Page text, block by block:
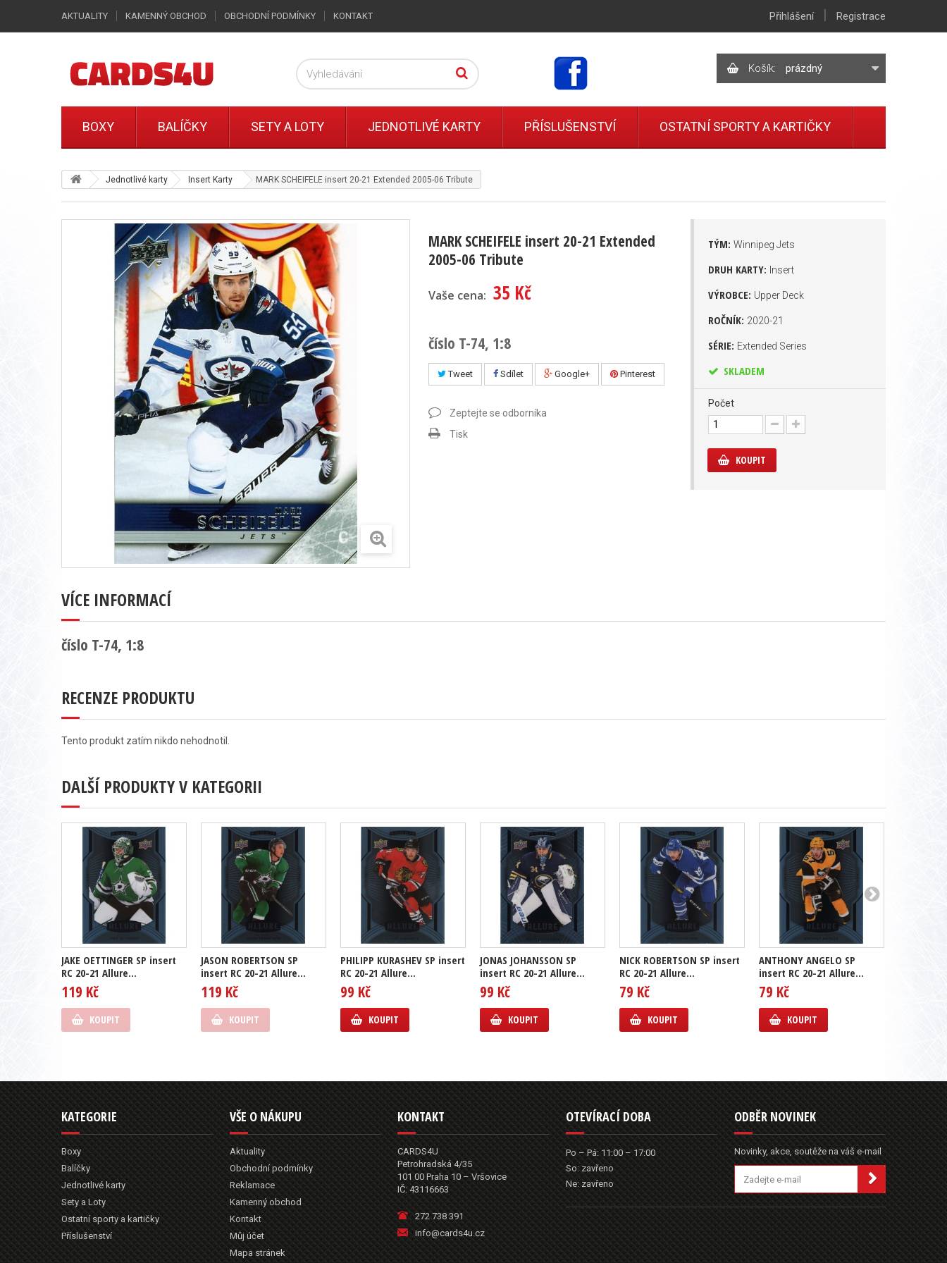
Jednotlivé karty Insert Karty MARK SCHEIFELE insert 20-21 Extended 2005-06 Tribute
MARK SCHEIFELE insert 20-21 Extended
2005-06 Tribute
Vaše cena: 35 Kč
číslo T-74, 1:8
Tweet Sdílet Google+ Pinterest
Zeptejte se odborníka
Tisk
TÝM: Winnipeg Jets
DRUH KARTY: Insert
VÝROBCE: Upper Deck
ROČNÍK: 2020-21
SÉRIE: Extended Series
SKLADEM
Počet
KOUPIT
VÍCE INFORMACÍ
číslo T-74, 1:8
RECENZE PRODUKTU
Tento produkt zatím nikdo nehodnotil.
DALŠÍ PRODUKTY V KATEGORII
JAKE OETTINGER SP insert
RC 20-21 Allure...
119 Kč
KOUPIT
JASON ROBERTSON SP
insert RC 20-21 Allure...
119 Kč
KOUPIT
PHILIPP KURASHEV SP insert
RC 20-21 Allure...
99 Kč
KOUPIT
JONAS JOHANSSON SP
insert RC 20-21 Allure...
99 Kč
KOUPIT
NICK ROBERTSON SP insert
RC 20-21 Allure...
79 Kč
KOUPIT
ANTHONY ANGELO SP
insert RC 20-21 Allure...
79 Kč
KOUPIT
AKTUALITY KAMENNÝ OBCHOD OBCHODNÍ PODMÍNKY KONTAKT Přihlášení | Registrace
Košík: prázdný
BOXY BALÍČKY SETY A LOTY JEDNOTLIVÉ KARTY PŘÍSLUŠENSTVÍ OSTATNÍ SPORTY A KARTIČKY
KATEGORIE
Boxy
Balíčky
Jednotlivé karty
Sety a Loty
Ostatní sporty a kartičky
Příslušenství
VŠE O NÁKUPU
Aktuality
Obchodní podmínky
Reklamace
Kamenný obchod
Kontakt
Můj účet
Mapa stránek
KONTAKT
CARDS4U
Petrohradská 4/35
101 00 Praha 10 – Vršovice
IČ: 43116663
272 738 391
info@cards4u.cz
OTEVÍRACÍ DOBA
Po – Pá: 11:00 – 17:00
So: zavřeno
Ne: zavřeno
ODBĚR NOVINEK
Novinky, akce, soutěže na váš e-mail